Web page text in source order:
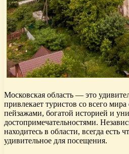
Московская область — это
привлекает туристов со всего
пейзажами, богатой историей и
достопримечательностями.
находитесь в области, всегда есть
удивительное для посещения.